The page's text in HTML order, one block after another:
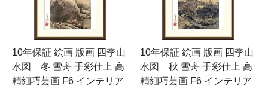
10年保証 絵画 版画 四季山
水図 冬 雪舟 手彩仕上 高
精細巧芸画 F6 インテリア
10年保証 絵画 版画 四季山
水図 秋 雪舟 手彩仕上 高
精細巧芸画 F6 インテリア